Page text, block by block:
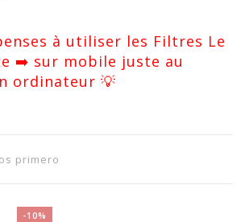
à utiliser les Filtres Le
➡️ sur mobile juste au
ordinateur 💡
primero
-10%